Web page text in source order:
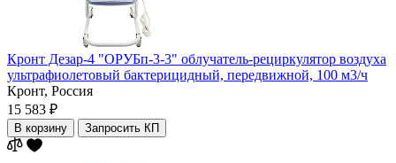
Кронт Дезар-4 "ОРУБп-3-3" облучатель-рециркулятор воздуха
ультрафиолетовый бактерицидный, передвижной, 100 м3/ч
Кронт, Россия
15 583 ₽
В корзину Запросить КП